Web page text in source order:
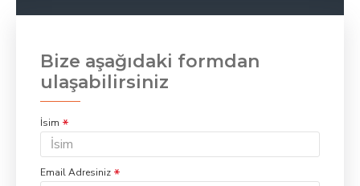
Bize aşağıdaki formdan
ulaşabilirsiniz
İsim
Email Adresiniz